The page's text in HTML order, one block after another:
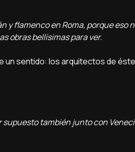
y flamenco en Roma, porque eso
obras bellísimas para ver.
un sentido: los arquitectos de
también junto con